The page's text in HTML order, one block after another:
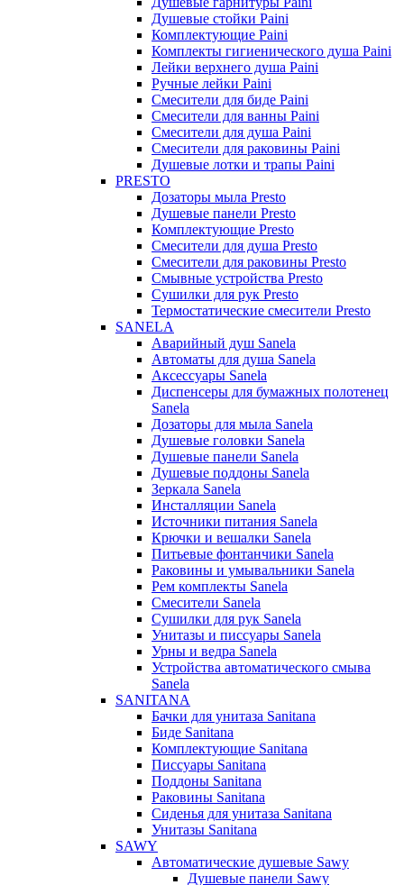
Душевые стойки Paini
Комплектующие Paini
Комплекты гигиенического душа Paini
Лейки верхнего душа Paini
Ручные лейки Paini
Смесители для биде Paini
Смесители для ванны Paini
Смесители для душа Paini
Смесители для раковины Paini
Душевые лотки и трапы Paini
PRESTO
Дозаторы мыла Presto
Душевые панели Presto
Комплектующие Presto
Смесители для душа Presto
Смесители для раковины Presto
Смывные устройства Presto
Сушилки для рук Presto
Термостатические смесители Presto
SANELA
Аварийный душ Sanela
Автоматы для душа Sanela
Аксессуары Sanela
Диспенсеры для бумажных полотенец
Sanela
Дозаторы для мыла Sanela
Душевые головки Sanela
Душевые панели Sanela
Душевые поддоны Sanela
Зеркала Sanela
Инсталляции Sanela
Источники питания Sanela
Крючки и вешалки Sanela
Питьевые фонтанчики Sanela
Раковины и умывальники Sanela
Рем комплекты Sanela
Смесители Sanela
Сушилки для рук Sanela
Унитазы и писсуары Sanela
Урны и ведра Sanela
Устройства автоматического смыва
Sanela
SANITANA
Бачки для унитаза Sanitana
Биде Sanitana
Комплектующие Sanitana
Писсуары Sanitana
Поддоны Sanitana
Раковины Sanitana
Сиденья для унитаза Sanitana
Унитазы Sanitana
SAWY
Автоматические душевые Sawy
Душевые панели Sawy